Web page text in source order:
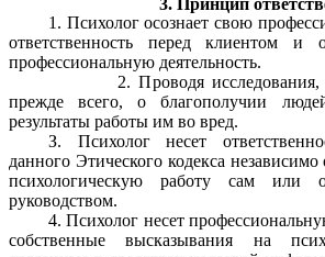
3. Принцип
1. Психолог осознает свою
ответственность перед клиентом и
профессиональную деятельность.
2. Проводя исследования,
прежде всего, о благополучии
результаты работы им во вред.
З. Психолог несет
данного Этического кодекса
психологическую работу сам
руководством.
4. Психолог несет
собственные высказывания на